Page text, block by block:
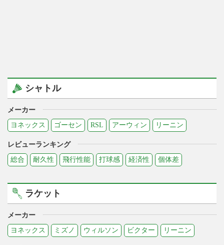
シャトル
メーカー
ヨネックス
ゴーセン RSL アーウィン リーニン
レビューランキング
総合
耐久性 飛行性能 打球感 経済性 個体差
ラケット
メーカー
ヨネックス
ミズノ ウィルソン ビクター リーニン